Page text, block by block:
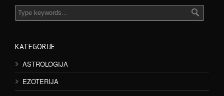
KATEGORIJE
ASTROLOGIJA
EZOTERIJA